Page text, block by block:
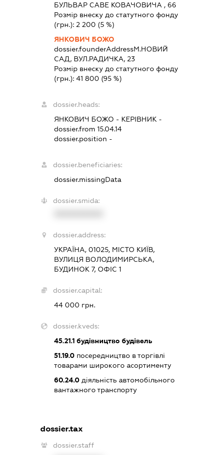
БУЛЬВАР САВЕ КОВАЧОВИЧА , 66
Розмір внеску до статутного фонду
(грн.): 2 200 (5 %)
ЯНКОВИЧ БОЖО
dossier.founderAddressМ.НОВИЙ
САД, ВУЛ.РАДИЧКА, 23
Розмір внеску до статутного фонду
(грн.): 41 800 (95 %)
dossier.heads:
ЯНКОВИЧ БОЖО - КЕРІВНИК -
dossier.from 15.04.14
dossier.position -
dossier.beneficiaries:
dossier.missingData
dossier.smida:
dossier.address:
УКРАЇНА, 01025, МІСТО КИЇВ,
ВУЛИЦЯ ВОЛОДИМИРСЬКА,
БУДИНОК 7, ОФІС 1
dossier.capital:
44 000 грн.
dossier.kveds:
45.21.1будівництво будівель
51.19.0посередництво в торгівлі
товарами широкого асортименту
60.24.0діяльність автомобільного
вантажного транспорту
dossier.tax
dossier.staff